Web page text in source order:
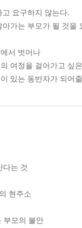
요구하지 않는다.
가는 부모가 될 것을
서 벗어나
여정을 걸어가고 싶
있는 동반자가 되어
다는 것
현주소
부모의 불안